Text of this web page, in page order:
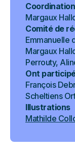
Margaux
Comité de
Emmanuelle
Margaux
Perrouty,
Ont
François
Scheltiens
Illustrations
Mathilde